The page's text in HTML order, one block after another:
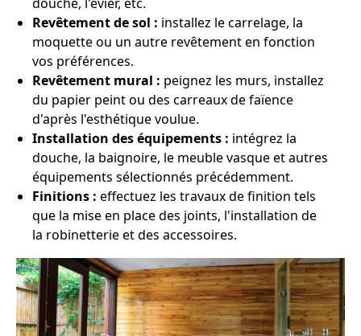
Revêtement de sol : installez le carrelage, la
moquette ou un autre revêtement en fonction
vos préférences.
Revêtement mural : peignez les murs, installez
du papier peint ou des carreaux de faïence
d'après l'esthétique voulue.
Installation des équipements : intégrez la
douche, la baignoire, le meuble vasque et autres
équipements sélectionnés précédemment.
Finitions : effectuez les travaux de finition tels
que la mise en place des joints, l'installation de
la robinetterie et des accessoires.